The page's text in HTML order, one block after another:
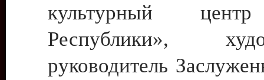
культурный
Республики»,
руководитель